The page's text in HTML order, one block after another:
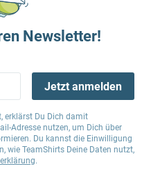
Newsletter!
Jetzt anmelden
erklärst Du Dich damit
Adresse nutzen, um Dich über
Du kannst die Einwilligung
wie TeamShirts Deine Daten nutzt,
.